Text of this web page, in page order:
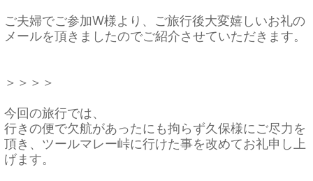
ご夫婦でご参加W様より、ご旅行後大変嬉しいお礼の
メールを頂きましたのでご紹介させていただきます。
＞＞＞＞
今回の旅行では、
行きの便で欠航があったにも拘らず久保様にご尽力を
頂き、 ツールマレー峠に行けた事を改めてお礼申し上
げます。